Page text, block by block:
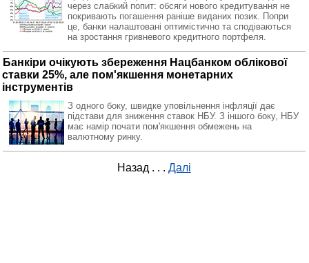
через слабкий попит: обсяги нового кредитування не
покривають погашення раніше виданих позик. Попри
це, банки налаштовані оптимістично та сподіваються
на зростання гривневого кредитного портфеля.
Банкіри очікують збереження Нацбанком облікової
ставки 25%, але пом'якшення монетарних
інструментів
З одного боку, швидке уповільнення інфляції дає
підстави для зниження ставок НБУ. З іншого боку, НБУ
має намір почати пом'якшення обмежень на
валютному ринку.
Назад . . . Далі